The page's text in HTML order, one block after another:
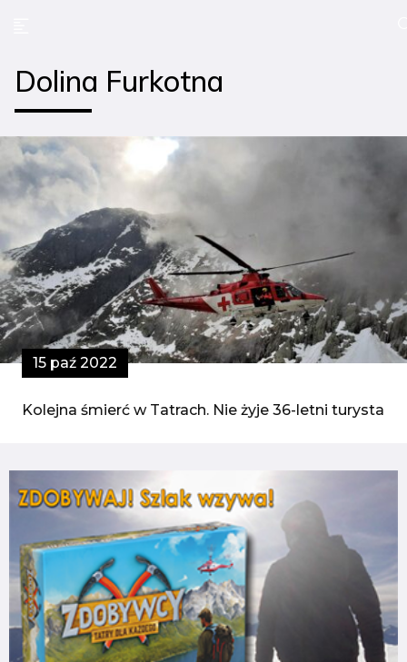
Dolina Furkotna
15 paź 2022
Kolejna śmierć w Tatrach. Nie żyje 36-letni turysta